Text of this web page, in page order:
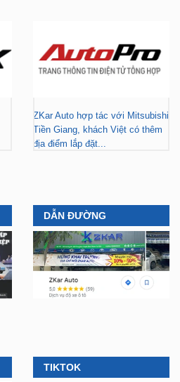
ZKar Auto hợp tác với Mitsubishi
Tiền Giang, khách Việt có thêm
địa điểm lắp đặt...
DẪN ĐƯỜNG
TIKTOK